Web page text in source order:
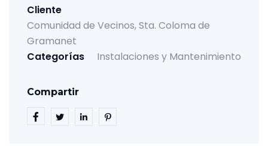
Cliente
Comunidad de Vecinos, Sta. Coloma de
Gramanet
Categorías
Instalaciones y Mantenimiento
Compartir